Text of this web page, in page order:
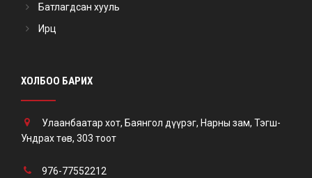
Батлагдсан хууль
Ирц
ХОЛБОО БАРИХ
Улаанбаатар хот, Баянгол дүүрэг, Нарны зам, Тэгш-
Ундрах төв, 303 тоот
976-77552212